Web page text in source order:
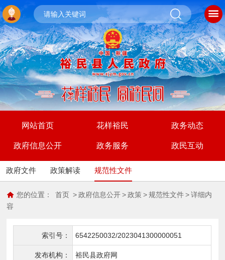
网站首页 花样裕民 政务动态
政府信息公开 政务服务 政民互动
政府文件 政策解读 规范性文件
您的位置： 首页 > 政府信息公开 > 政策 > 规范性文件 > 详细内
容
索引号： 6542250032/2023041300000051
发布机构： 裕民县政府网